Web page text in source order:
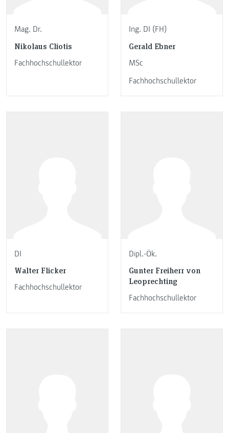
Mag. Dr.
Nikolaus Cliotis
Fachhochschullektor
Ing. DI (FH)
Gerald Ebner
MSc
Fachhochschullektor
DI
Walter Flicker
Fachhochschullektor
Dipl.-Ök.
Gunter Freiherr von
Leoprechting
Fachhochschullektor